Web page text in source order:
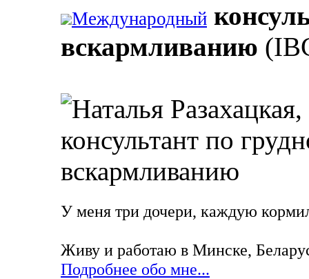
Международный
вскармливанию
У меня три дочери, каждую
Живу и работаю в Минске,
Подробнее обо мне...